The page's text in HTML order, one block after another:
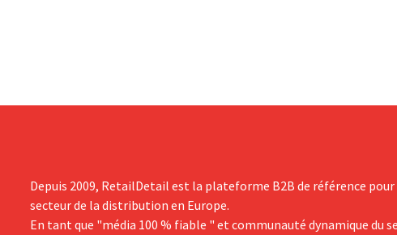
Depuis 2009, RetailDetail est la plateforme B2B de référence pour
secteur de la distribution en Europe.
En tant que "média 100 % fiable " et communauté dynamique du